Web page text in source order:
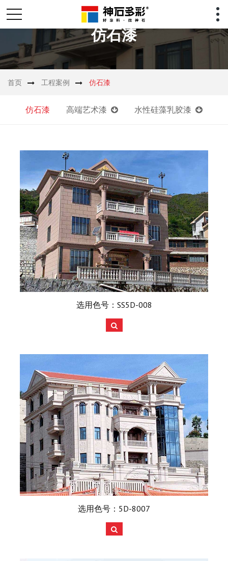
仿石漆
首页 工程案例 仿石漆
仿石漆 高端艺术漆 水性硅藻乳胶漆
选用色号：SS5D-008
选用色号：5D-8007